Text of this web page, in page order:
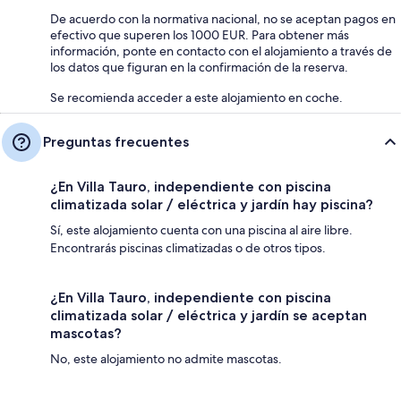
De acuerdo con la normativa nacional, no se aceptan pagos en
efectivo que superen los 1000 EUR. Para obtener más
información, ponte en contacto con el alojamiento a través de
los datos que figuran en la confirmación de la reserva.
Se recomienda acceder a este alojamiento en coche.
Preguntas frecuentes
¿En Villa Tauro, independiente con piscina
climatizada solar / eléctrica y jardín hay piscina?
Sí, este alojamiento cuenta con una piscina al aire libre.
Encontrarás piscinas climatizadas o de otros tipos.
¿En Villa Tauro, independiente con piscina
climatizada solar / eléctrica y jardín se aceptan
mascotas?
No, este alojamiento no admite mascotas.